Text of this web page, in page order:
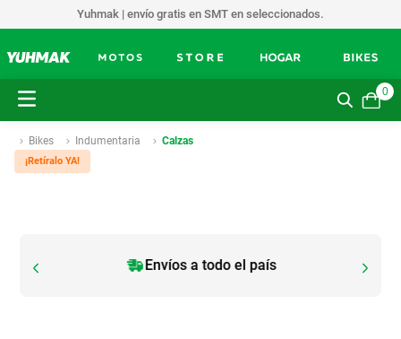
Yuhmak | envío gratis en SMT en seleccionados.
0
Bikes Indumentaria Calzas
¡Retíralo YA!
Envíos a todo el país